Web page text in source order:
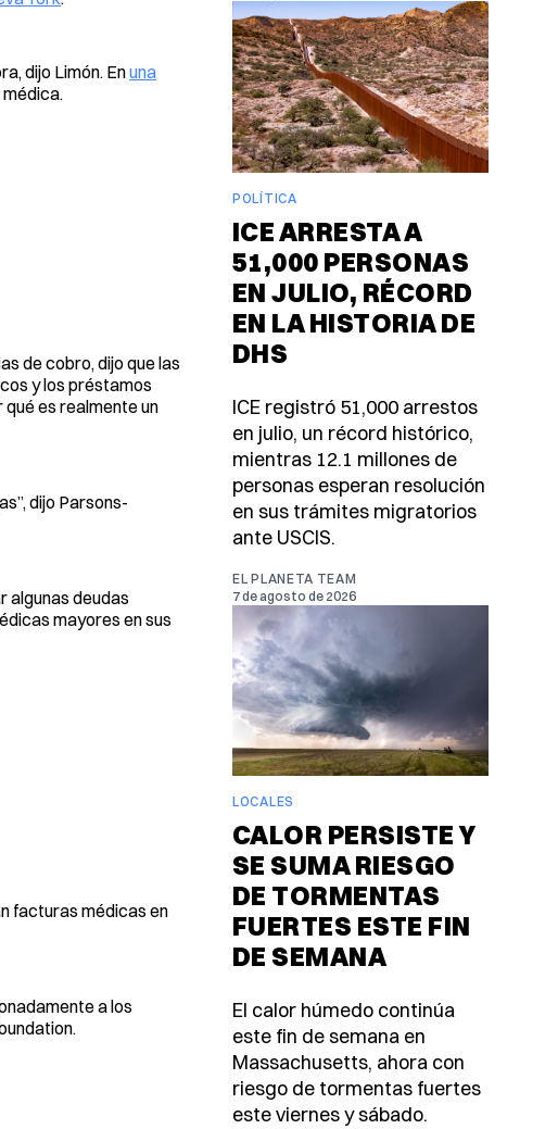
dijo Limón. Enuna
de cobro, dijo que las
y los préstamos
es realmente un
dijo Parsons-
algunas deudas
mayores en sus
facturas médicas en
a los
POLÍTICA
ICE ARRESTA A
51,000 PERSONAS
EN JULIO, RÉCORD
EN LA HISTORIA DE
DHS
ICE registró 51,000 arrestos
en julio, un récord histórico,
mientras 12.1 millones de
personas esperan resolución
en sus trámites migratorios
ante USCIS.
EL PLANETA TEAM
7 de agosto de 2026
LOCALES
CALOR PERSISTE Y
SE SUMA RIESGO
DE TORMENTAS
FUERTES ESTE FIN
DE SEMANA
El calor húmedo continúa
este fin de semana en
Massachusetts, ahora con
riesgo de tormentas fuertes
este viernes y sábado.